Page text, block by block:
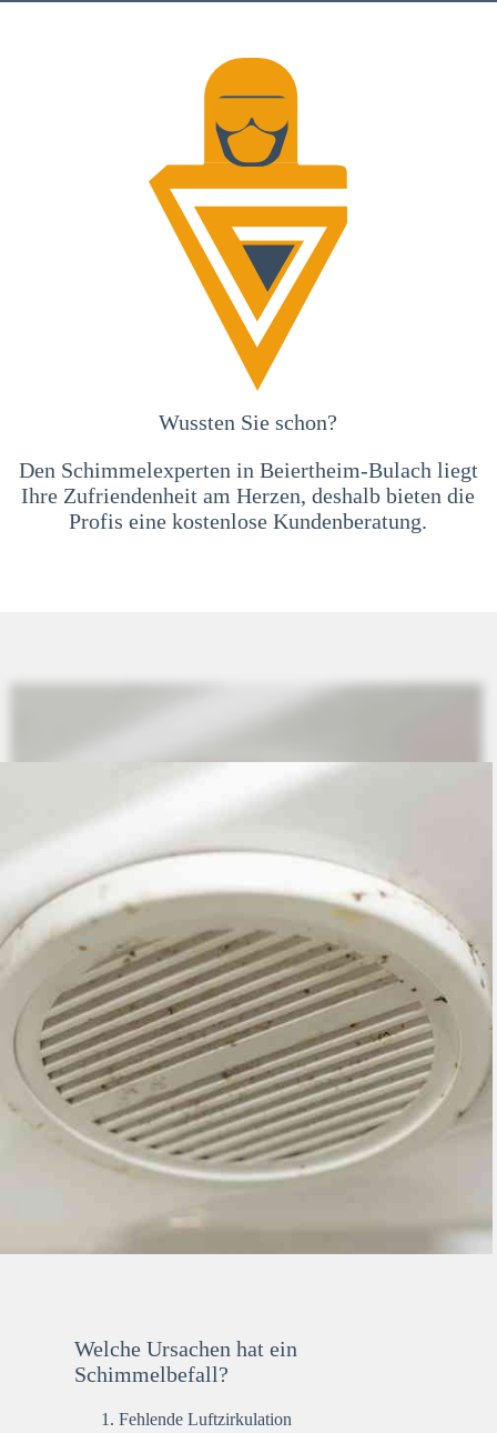
Wussten Sie schon?
Den Schimmelexperten in Beiertheim-Bulach liegt
Ihre Zufriendenheit am Herzen, deshalb bieten die
Profis eine kostenlose Kundenberatung.
Welche Ursachen hat ein
Schimmelbefall?
Fehlende Luftzirkulation